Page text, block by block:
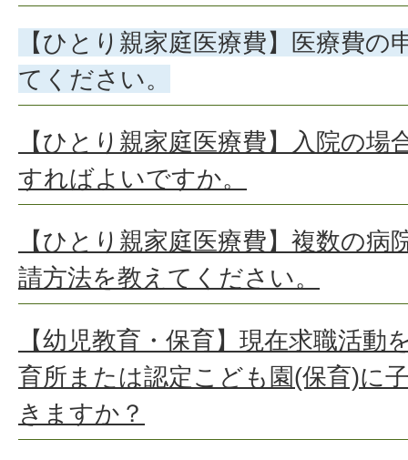
【ひとり親家庭医療費】医療費
てください。
【ひとり親家庭医療費】入院の
すればよいですか。
【ひとり親家庭医療費】複数の
請方法を教えてください。
【幼児教育・保育】現在求職活
育所または認定こども園(保育)に
きますか？